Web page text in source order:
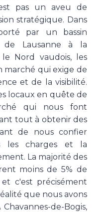
pas un aveu de
stratégique. Dans
par un bassin
de Lausanne à la
Nord vaudois, les
marché qui exige de
et de la visibilité.
locaux en quête de
qui nous font
tout à obtenir des
de nous confier
les charges et la
La majorité des
moins de 5% de
c'est précisément
que nous avons
de-Bogis,